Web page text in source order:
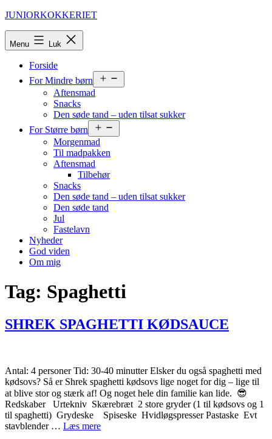
Fortsæt
JUNIORKOKKERIET
Menu Luk
Forside
For Mindre børn
menu
Aftensmad
Snacks
Den søde tand – uden tilsat sukker
For Større børn
menu
Morgenmad
Til madpakken
Aftensmad
Tilbehør
Snacks
Den søde tand – uden tilsat sukker
Den søde tand
Jul
Fastelavn
Nyheder
God viden
Om mig
Tag: Spaghetti
SHREK SPAGHETTI KØDSAUCE
Antal: 4 personer Tid: 30-40 minutter Elsker du også spaghetti med
kødsovs? Så er Shrek spaghetti kødsovs lige noget for dig – lige til
at blive stor og stærk af! Og noget hele din familie kan lide. 😎
Redskaber Urtekniv Skærebræt 2 store gryder (1 til kødsovs og 1
til spaghetti) Grydeske Spiseske Hvidløgspresser Pastaske Evt
stavblender … Læs mereSHREK